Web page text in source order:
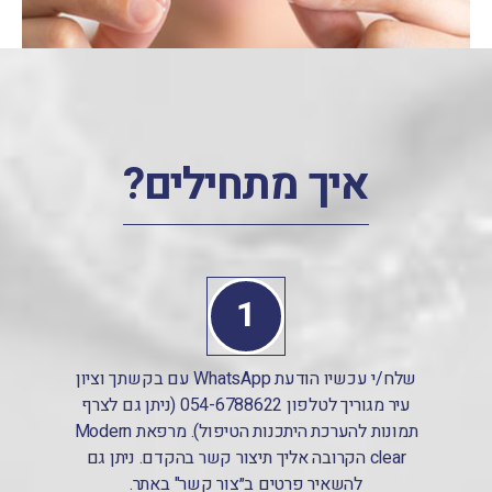
איך מתחילים?
1
שלח/י עכשיו הודעת WhatsApp עם בקשתך וציון
עיר מגוריך לטלפון 054-6788622 (ניתן גם לצרף
תמונות להערכת היתכנות הטיפול). מרפאת Modern
clear הקרובה אליך תיצור קשר בהקדם. ניתן גם
להשאיר פרטים ב״צור קשר" באתר.